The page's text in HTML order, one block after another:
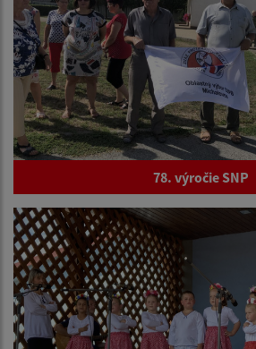
78. výročie SNP